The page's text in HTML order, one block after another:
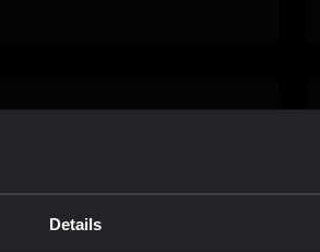
Details